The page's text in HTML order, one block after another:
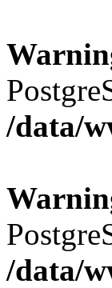
/data/
/data/